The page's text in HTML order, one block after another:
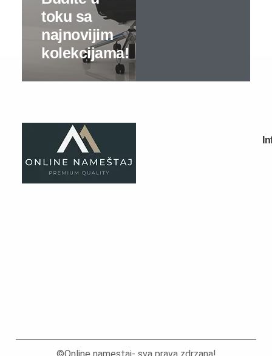
Dečiji auto kreveti
Dečiji kreveti
Oprema za dečije krevete
Dečiji radni stolovi
Dečiji garderoberi
Sobe za bebe